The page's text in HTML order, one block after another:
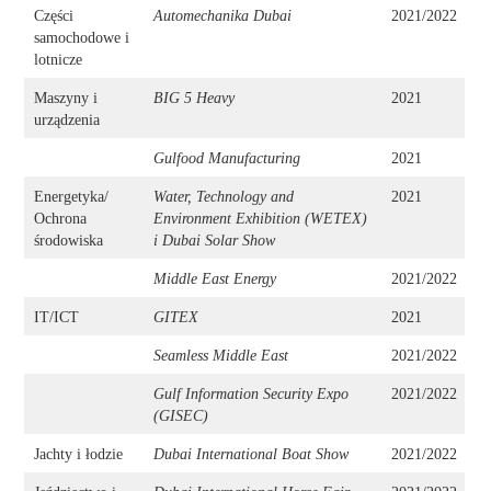
Części
samochodowe i
lotnicze
Automechanika Dubai 2021/2022
Maszyny i
urządzenia
BIG 5 Heavy 2021
Gulfood Manufacturing 2021
Energetyka/
Ochrona
środowiska
Water, Technology and
Environment Exhibition (WETEX)
i Dubai Solar Show
2021
Middle East Energy 2021/2022
IT/ICT GITEX 2021
Seamless Middle East 2021/2022
Gulf Information Security Expo
(GISEC)
2021/2022
Jachty i łodzie Dubai International Boat Show 2021/2022